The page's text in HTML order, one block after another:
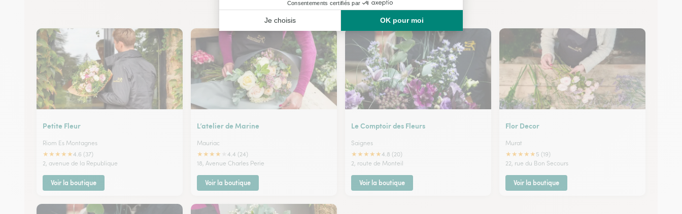
Nos fleuristes à Saint-Paul-de-Salers
Petite Fleur
Riom Es Montagnes
★★★★★4.6 (37)
2, avenue de la Republique
Voir la boutique
L’atelier de Marine
Mauriac
★★★★
4.4 (24)
18, Avenue Charles Perie
Voir la boutique
Le Comptoir des Fleurs
Saignes
★★★★★4.8 (20)
2, route de Monteil
Voir la boutique
Flor Decor
Murat
★★★★★ 5 (19)
22, rue du Bon Secours
Voir la boutique